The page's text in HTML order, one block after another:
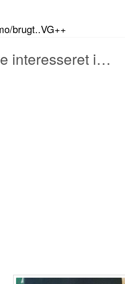
brugt..VG++
interesseret i…